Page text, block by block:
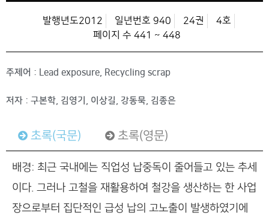
발행년도2012 일년번호 940 24권
4호
페이지 수 441 ~ 448
주제어 : Lead exposure, Recycling scrap
저자 : 구본학, 김영기, 이상길, 강동묵, 김종은
초록(국문) 초록(영문)
배경: 최근 국내에는 직업성 납중독이 줄어들고 있는 추세
이다. 그러나 고철을 재활용하여 철강을 생산하는 한 사업
장으로부터 집단적인 급성 납의 고노출이 발생하였기에